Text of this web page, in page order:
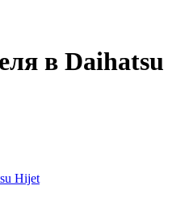
в Daihatsu
Hijet